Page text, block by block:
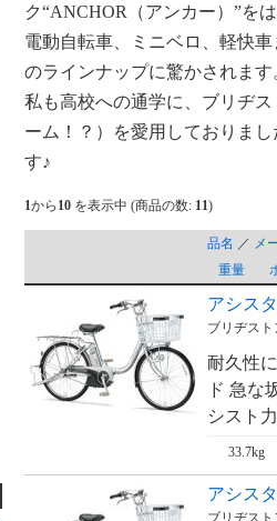
ク“ANCHOR（アンカー）”を
電動自転車、ミニベロ、軽快
のラインナップに驚かされます
私も高校への通学に、ブリヂ
ーム！？）を愛用しておりま
す♪
1から 10 を表示中 (商品の数: 11)
品名 ／ メ
重量
アシス
ブリヂスト
耐久性
ド 急な
シスト
33.7kg
アシス
ブリヂスト